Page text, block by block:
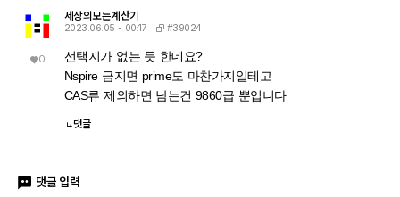
0
세상의모든계산기
2023.06.05 - 00:17 #39024
선택지가 없는 듯 한데요?
Nspire 금지면 prime도 마찬가지일테고
CAS류 제외하면 남는건 9860급 뿐입니다
댓글
댓글 입력